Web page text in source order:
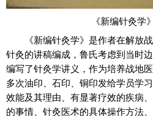
《新编针灸学》
《新编针灸学》是作者在解放
针灸的讲稿编成，鲁氏考虑到当时
编写了针灸学讲义，作为培养战地
多次油印、石印、铜印发给学员学
效能及其理由、有显著疗效的疾病
的事情、针灸医术的具体操作方法